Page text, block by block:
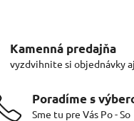
Kamenná predajňa
vyzdvihnite si objednávky
Poradíme s
Sme tu pre Vás Po - So